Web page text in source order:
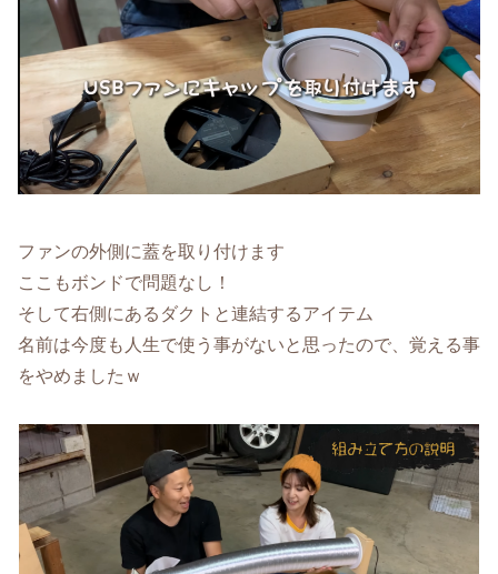
ファンの外側に蓋を取り付けます
ここもボンドで問題なし！
そして右側にあるダクトと連結するアイテム
名前は今度も人生で使う事がないと思ったので、覚える事
をやめましたｗ